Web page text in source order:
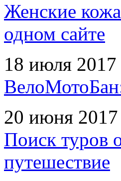
Женские
одном сайте
18 июля 2017
20 июня 2017
Поиск туров
путешествие